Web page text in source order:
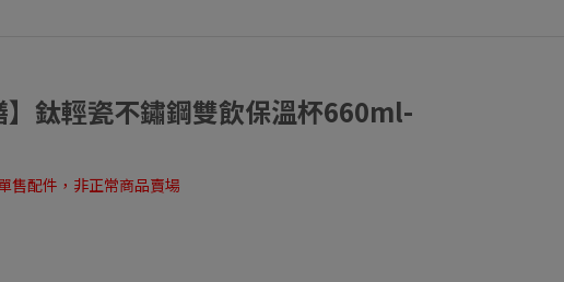
】鈦輕瓷不鏽鋼雙飲保溫杯660ml-
售配件，非正常商品賣場